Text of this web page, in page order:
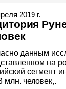
2019 г.
данным
на
сегмент
млн. человек,.